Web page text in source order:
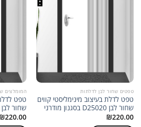
טפטים שחור לבן לדלתות
טפט לדלת בעיצוב מינימליסטי קווים
שחור לבן D25020 בסגנון מודרני
₪220.00
המומלצים
טפט לדלת
שחור לבן D25024 בסגנון מודרני
₪220.00